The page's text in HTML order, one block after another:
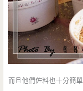
而且他們佐料也十分簡單